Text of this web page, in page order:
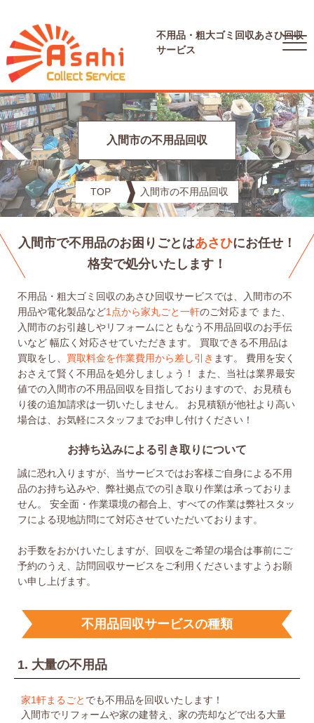
不用品・粗大ゴミ回収あさひ回収
サービス
入間市の不用品回収
TOP 入間市の不用品回収
入間市で不用品のお困りごとはあさひにお任せ！
格安で処分いたします！
不用品・粗大ゴミ回収のあさひ回収サービスでは、入間市の不
用品や電化製品など1点から家丸ごと一軒のご対応まで また、
入間市のお引越しやリフォームにともなう不用品回収のお手伝
いなど 幅広く対応させていただきます。
買取できる不用品は
買取をし、 買取料金を作業費用から差し引き ます。
費用を安く
おさえて賢く不用品を処分しましょう！
また、当社は業界最安
値での入間市の不用品回収を目指しておりますので、お見積も
り後の追加請求は一切いたしません。
お見積額が他社より高い
場合は、お気軽にスタッフまでお申し付けください！
お持ち込みによる引き取りについて
誠に恐れ入りますが、当サービスではお客様ご自身による不用
品のお持ち込みや、弊社拠点での引き取り作業は承っておりま
せん。 安全面・作業環境の都合上、すべての作業は弊社スタッ
フによる現地訪問にて対応させていただいております。
お手数をおかけいたしますが、回収をご希望の場合は事前にご
予約のうえ、訪問回収サービスをご利用くださいますようお願
い申し上げます。
不用品回収サービスの種類
1. 大量の不用品
家1軒まるごと でも不用品を回収いたします！
入間市でリフォームや家の建替え、家の売却などで出る大量